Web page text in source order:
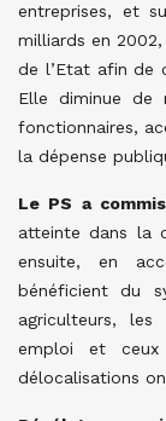
entreprises, et
milliards en
de l’Etat afin de
Elle diminue de
fonctionnaires,
la dépense
Le PS a
atteinte dans la
ensuite, en
bénéficient du
agriculteurs,
emploi et
délocalisations